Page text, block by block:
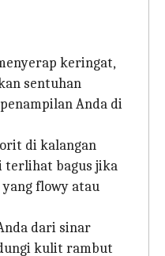
keringat,
sentuhan
Anda di
di kalangan
terlihat bagus jika
yang flowy atau
dari sinar
kulit rambut